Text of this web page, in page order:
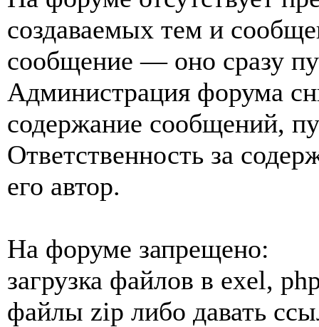
создаваемых тем и
сообщение — оно сразу
Администрация форума
содержание сообщений,
Ответственность за
его автор.
На форуме запрещено:
загрузка файлов в exel,
файлы zip либо давать